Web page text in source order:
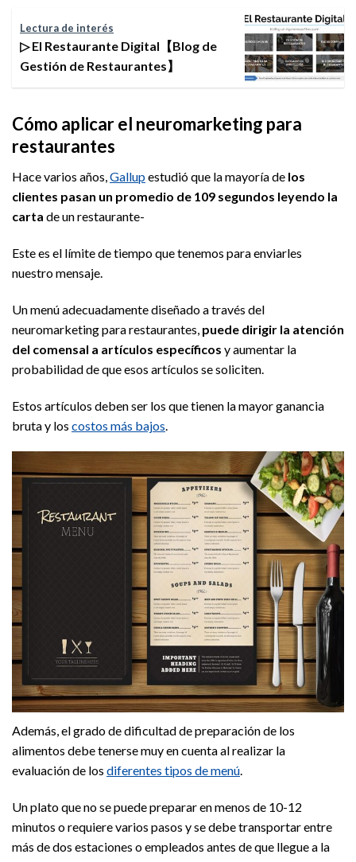
Lectura de interés
▷ El Restaurante Digital【Blog de
Gestión de Restaurantes】
Cómo aplicar el neuromarketing para
restaurantes
Hace varios años,Gallupestudió que la mayoría de los
clientes pasan un promedio de 109 segundos leyendo la
carta de un restaurante-
Este es el límite de tiempo que tenemos para enviarles
nuestro mensaje.
Un menú adecuadamente diseñado a través del
neuromarketing para restaurantes, puede dirigir la atención
del comensal a artículos específicos y aumentar la
probabilidad de que esos artículos se soliciten.
Estos artículos deben ser los que tienen la mayor ganancia
bruta y los costos más bajos
Además, el grado de dificultad de preparación de los
alimentos debe tenerse muy en cuenta al realizar la
evaluación de los diferentes tipos de menú.
Un plato que no se puede preparar en menos de 10-12
minutos o requiere varios pasos y se debe transportar entre
más de dos estaciones o empleados antes de que llegue a la